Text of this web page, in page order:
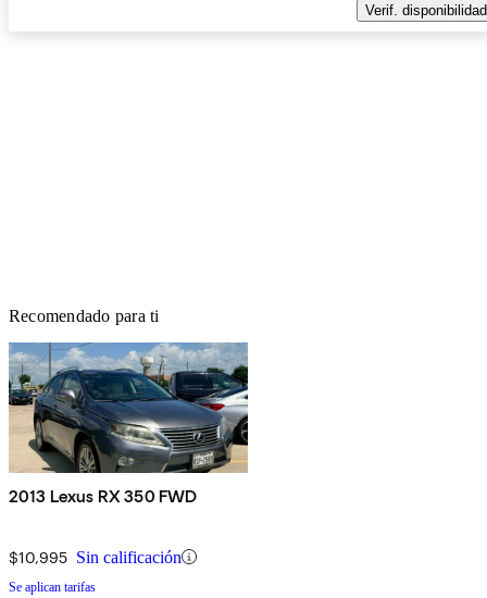
Verif. disponibilidad
Recomendado para ti
2013 Lexus RX 350 FWD
$10,995 Sin calificación
Se aplican tarifas